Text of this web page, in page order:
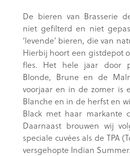
De bieren van Brasserie
niet gefilterd en niet
‘levende’ bieren, die van
Hierbij hoort een gistdepot
fles. Het hele jaar door
Blonde, Brune en de
voorjaar en in de zomer is
Blanche en in de herfst en
Black met haar markante
Daarnaast brouwen wij
speciale cuvées als de TPA
versgehopte Indian Summer.